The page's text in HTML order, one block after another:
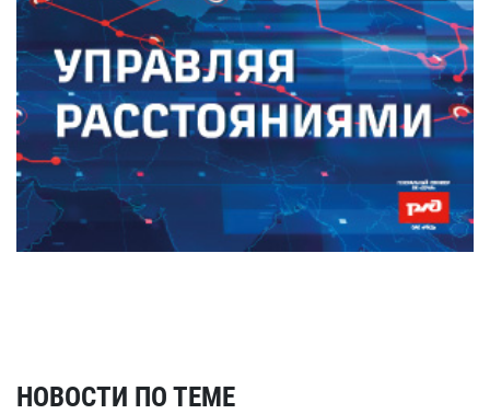
НОВОСТИ ПО ТЕМЕ